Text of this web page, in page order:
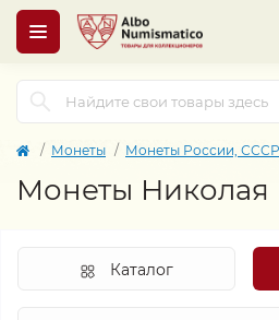
Монеты Монеты России,
Монеты Николая I
Каталог